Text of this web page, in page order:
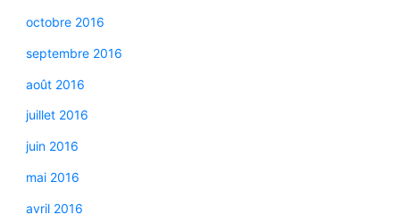
octobre 2016
septembre 2016
août 2016
juillet 2016
juin 2016
mai 2016
avril 2016